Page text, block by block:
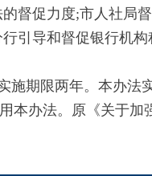
督促力度;市人社局
引导和督促银行机
期限两年。本办法
本办法。原《关于